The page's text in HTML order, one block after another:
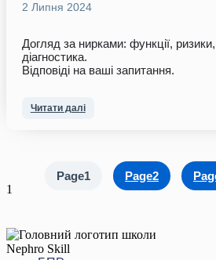
2 Липня 2024
Догляд за нирками: функції,
діагностика.
Відповіді на ваші запитання.
Читати далі
Page1 Page2